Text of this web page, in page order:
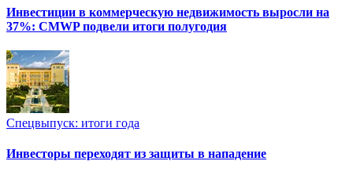
Инвестиции в коммерческую недвижимость выросли на
37%: CMWP подвели итоги полугодия
Спецвыпуск: итоги года
Инвесторы переходят из защиты в нападение